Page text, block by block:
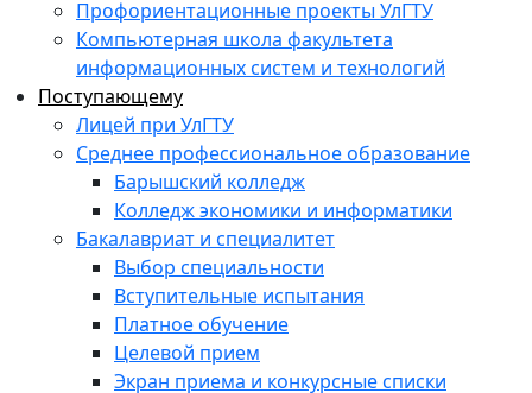
Профориентационные проекты УлГТУ
Компьютерная школа факультета
информационных систем и технологий
Поступающему
Лицей при УлГТУ
Среднее профессиональное образование
Барышский колледж
Колледж экономики и информатики
Бакалавриат и специалитет
Выбор специальности
Вступительные испытания
Платное обучение
Целевой прием
Экран приема и конкурсные списки